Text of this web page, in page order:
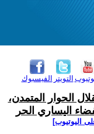
الفيسبوك التويتر
الحوار المتمدن،
اليساري الحر
اليوتيوب]